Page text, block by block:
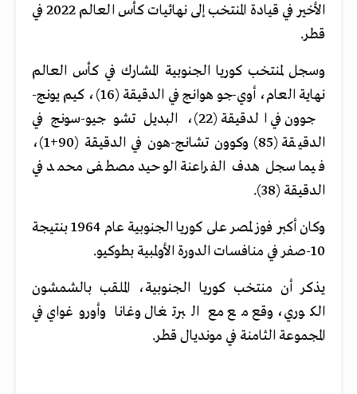
الأخير في قيادة المنتخب إلى نهائيات كأس العالم 2022 في
قطر.
وسجل لمنتخب كوريا الجنوبية المشارك في كأس العالم
نهاية العام، أوي-جو هوانج في الدقيقة (16)، كيم يونج-
جوون في الدقيقة (22)، البديل تشو جيو-سونج في
الدقيقة (85) وكوون تشانج-هون في الدقيقة (90+1)،
فيما سجل هدف الفراعنة الوحيد مصطفى محمد في
الدقيقة (38).
وكان أكبر فوز لمصر على كوريا الجنوبية عام 1964 بنتيجة
10-صفر في منافسات الدورة الأولمبية بطوكيو.
يذكر أن منتخب كوريا الجنوبية، الملقب بالشمشون
الكوري، وقع مع مع البرتغال وغانا وأوروغواي في
المجموعة الثامنة في مونديال قطر.